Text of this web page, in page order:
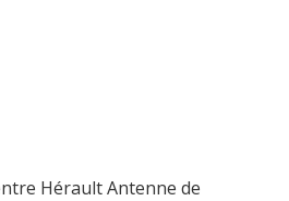
Hérault Antenne de